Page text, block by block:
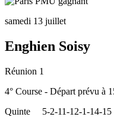
samedi 13 juillet
Enghien Soisy
Réunion 1
4° Course - Départ prévu à
Quinte
5-2-11-12-1-14-15